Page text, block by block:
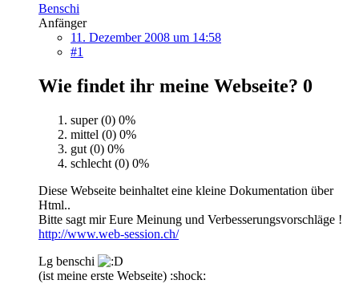
Benschi
Anfänger
11. Dezember 2008 um 14:58
#1
Wie findet ihr meine Webseite? 0
super (0) 0%
mittel (0) 0%
gut (0) 0%
schlecht (0) 0%
Diese Webseite beinhaltet eine kleine Dokumentation über
Html..
Bitte sagt mir Eure Meinung und Verbesserungsvorschläge !
http://www.web-session.ch/
Lg benschi
(ist meine erste Webseite) :shock: